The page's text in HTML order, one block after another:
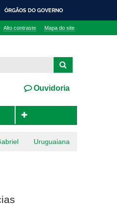
ÓRGÃOS DO GOVERNO
Alto contraste Mapa do site
Ouvidoria
Uruguaiana